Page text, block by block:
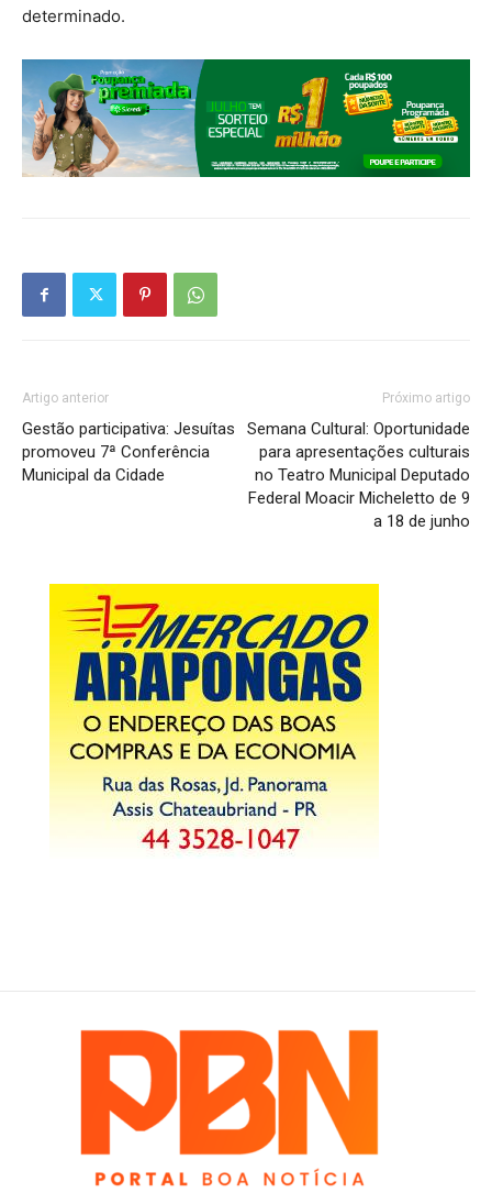
determinado.
Artigo anterior
Gestão participativa: Jesuítas
promoveu 7ª Conferência
Municipal da Cidade
Próximo artigo
Semana Cultural: Oportunidade
para apresentações culturais
no Teatro Municipal Deputado
Federal Moacir Micheletto de 9
a 18 de junho